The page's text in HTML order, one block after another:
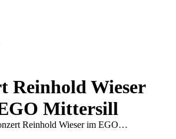
Reinhold Wieser
Mittersill
sich hier:
Reinhold Wieser im EGO…